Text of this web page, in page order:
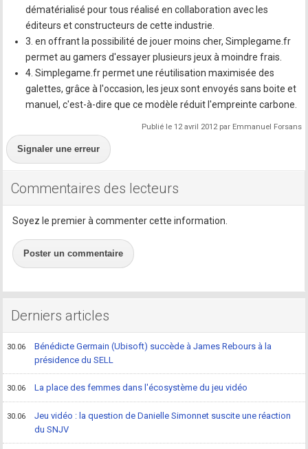
dématérialisé pour tous réalisé en collaboration avec les
éditeurs et constructeurs de cette industrie.
3. en offrant la possibilité de jouer moins cher, Simplegame.fr
permet au gamers d'essayer plusieurs jeux à moindre frais.
4. Simplegame.fr permet une réutilisation maximisée des
galettes, grâce à l'occasion, les jeux sont envoyés sans boite et
manuel, c'est-à-dire que ce modèle réduit l'empreinte carbone.
Publié le 12 avril 2012 par Emmanuel Forsans
Signaler une erreur
Commentaires des lecteurs
Soyez le premier à commenter cette information.
Poster un commentaire
Derniers articles
30.06
Bénédicte Germain (Ubisoft) succède à James Rebours à la
présidence du SELL
30.06 La place des femmes dans l'écosystème du jeu vidéo
30.06
Jeu vidéo : la question de Danielle Simonnet suscite une réaction
du SNJV